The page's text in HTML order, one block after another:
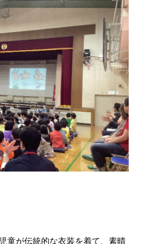
童が伝統的な衣装を着て、素晴